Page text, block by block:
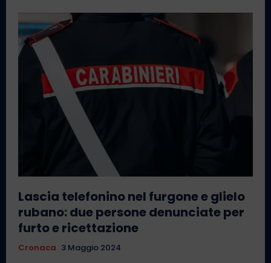
Lascia telefonino nel furgone e glielo
rubano: due persone denunciate per
furto e ricettazione
Cronaca 3 Maggio 2024